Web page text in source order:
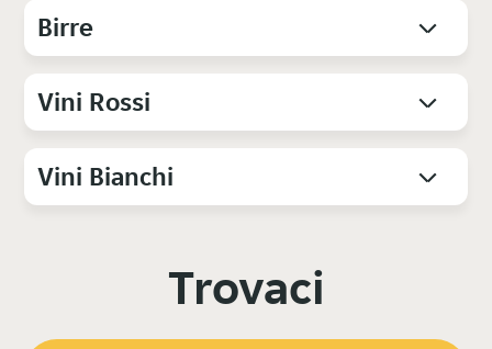
Birre
Vini Rossi
Vini Bianchi
Trovaci